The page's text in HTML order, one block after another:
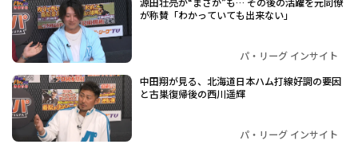
が称賛「わかっていても出来ない」
パ・リーグ インサイト
中田翔が見る、北海道日本ハム打線好調の要因
と古巣復帰後の西川遥輝
パ・リーグ インサイト